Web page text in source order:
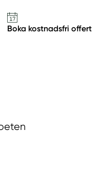
Boka kostnadsfri offert